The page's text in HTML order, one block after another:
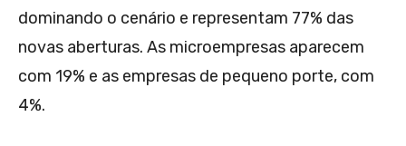
dominando o cenário e representam 77% das
novas aberturas. As microempresas aparecem
com 19% e as empresas de pequeno porte, com
4%.